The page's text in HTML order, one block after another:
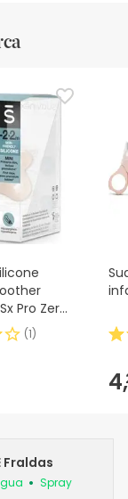
Pro Zero
(1)
4,
Fraldas
Spray